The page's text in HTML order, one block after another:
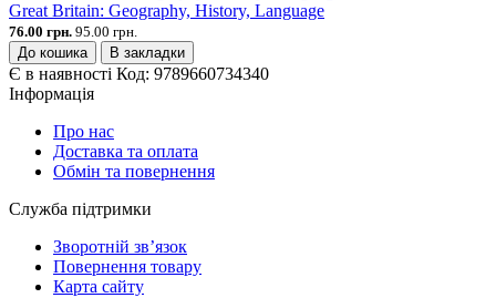
Great Britain: Geography, History, Language
76.00 грн. 95.00 грн.
До кошика
В закладки
Є в наявності Код: 9789660734340
Інформація
Про нас
Доставка та оплата
Обмін та повернення
Служба підтримки
Зворотній зв’язок
Повернення товару
Карта сайту